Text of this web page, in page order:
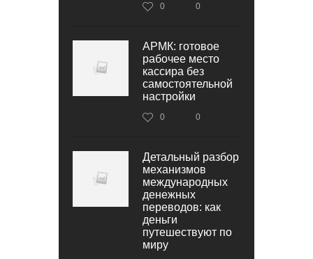
0 0
АРМК: готовое
рабочее место
кассира без
самостоятельной
настройки
0 0
Детальный разбор
механизмов
международных
денежных
переводов: как
деньги
путешествуют по
миру